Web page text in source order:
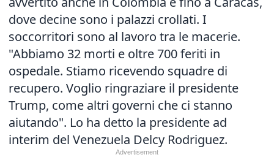
dove decine sono i palazzi crollati. I
soccorritori sono al lavoro tra le macerie.
"Abbiamo 32 morti e oltre 700 feriti in
ospedale. Stiamo ricevendo squadre di
recupero. Voglio ringraziare il presidente
Trump, come altri governi che ci stanno
aiutando". Lo ha detto la presidente ad
interim del Venezuela Delcy Rodriguez.